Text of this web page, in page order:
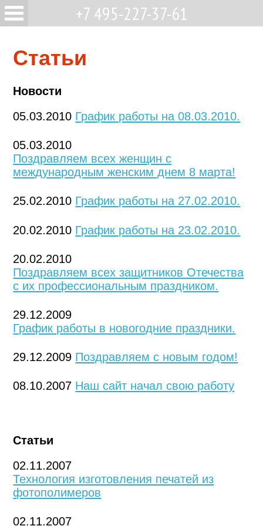
+7 495-227-37-61
Статьи
Новости
05.03.2010 График работы на 08.03.2010.
05.03.2010
Поздравляем всех женщин с
международным женским днем 8 марта!
25.02.2010 График работы на 27.02.2010.
20.02.2010 График работы на 23.02.2010.
20.02.2010
Поздравляем всех защитников Отечества
с их профессиональным праздником.
29.12.2009
График работы в новогодние праздники.
29.12.2009 Поздравляем с новым годом!
08.10.2007 Наш сайт начал свою работу
Статьи
02.11.2007
Технология изготовления печатей из
фотополимеров
02.11.2007